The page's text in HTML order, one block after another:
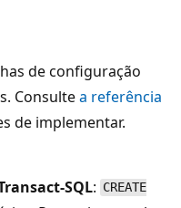
de configuração
Consultea referência
de implementar.
SQL: CREATE